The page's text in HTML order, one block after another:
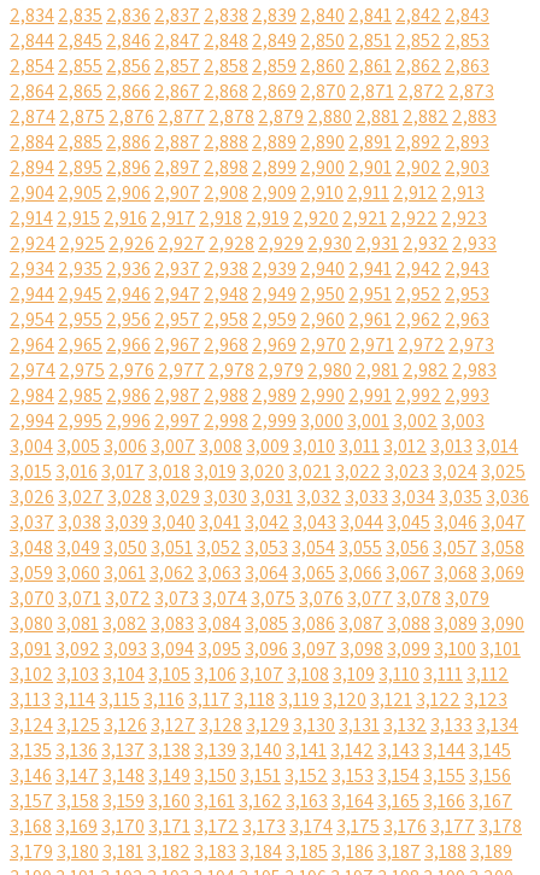
2,8342,835 2,836 2,837 2,838 2,839 2,840 2,8412,842 2,843
2,8442,845 2,846 2,847 2,848 2,849 2,850 2,8512,852 2,853
2,8542,855 2,856 2,857 2,858 2,859 2,860 2,8612,862 2,863
2,8642,865 2,866 2,867 2,868 2,869 2,870 2,8712,872 2,873
2,8742,875 2,876 2,877 2,878 2,879 2,880 2,8812,882 2,883
2,8842,885 2,886 2,887 2,888 2,889 2,890 2,8912,892 2,893
2,8942,895 2,896 2,897 2,898 2,899 2,900 2,9012,902 2,903
2,9042,905 2,906 2,907 2,908 2,909 2,910 2,9112,912 2,913
2,9142,915 2,916 2,917 2,918 2,919 2,920 2,9212,922 2,923
2,9242,925 2,926 2,927 2,928 2,929 2,930 2,9312,932 2,933
2,9342,935 2,936 2,937 2,938 2,939 2,940 2,9412,942 2,943
2,9442,945 2,946 2,947 2,948 2,949 2,950 2,9512,952 2,953
2,9542,955 2,956 2,957 2,958 2,959 2,960 2,9612,962 2,963
2,9642,965 2,966 2,967 2,968 2,969 2,970 2,9712,972 2,973
2,9742,975 2,976 2,977 2,978 2,979 2,980 2,9812,982 2,983
2,9842,985 2,986 2,987 2,988 2,989 2,990 2,9912,992 2,993
2,9942,995 2,996 2,997 2,998 2,999 3,000 3,0013,002 3,003
3,0043,005 3,006 3,007 3,008 3,009 3,010 3,0113,012 3,013 3,014
3,015 3,016 3,017 3,018 3,019 3,020 3,0213,022 3,023 3,0243,025
3,026 3,027 3,028 3,029 3,030 3,0313,032 3,033 3,0343,035 3,036
3,037 3,038 3,039 3,040 3,0413,042 3,043 3,0443,045 3,046 3,047
3,048 3,049 3,050 3,0513,052 3,053 3,0543,055 3,056 3,057 3,058
3,059 3,060 3,0613,062 3,063 3,0643,065 3,066 3,067 3,068 3,069
3,070 3,0713,072 3,073 3,0743,075 3,076 3,077 3,078 3,079
3,080 3,0813,082 3,083 3,0843,085 3,086 3,087 3,088 3,089 3,090
3,0913,092 3,093 3,0943,095 3,096 3,097 3,098 3,099 3,100 3,101
3,102 3,103 3,1043,105 3,106 3,107 3,108 3,109 3,110 3,1113,112
3,113 3,1143,115 3,116 3,117 3,118 3,119 3,120 3,1213,122 3,123
3,1243,125 3,126 3,127 3,128 3,129 3,130 3,1313,132 3,133 3,134
3,135 3,136 3,137 3,138 3,139 3,140 3,1413,142 3,143 3,1443,145
3,146 3,147 3,148 3,149 3,150 3,1513,152 3,153 3,1543,155 3,156
3,157 3,158 3,159 3,160 3,1613,162 3,163 3,1643,165 3,166 3,167
3,168 3,169 3,170 3,1713,172 3,173 3,1743,175 3,176 3,177 3,178
3,179 3,180 3,1813,182 3,183 3,1843,185 3,186 3,187 3,188 3,189